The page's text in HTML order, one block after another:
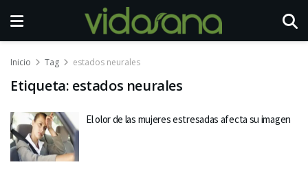
Inicio Tag estados neurales
Etiqueta: estados neurales
El olor de las mujeres estresadas afecta su imagen